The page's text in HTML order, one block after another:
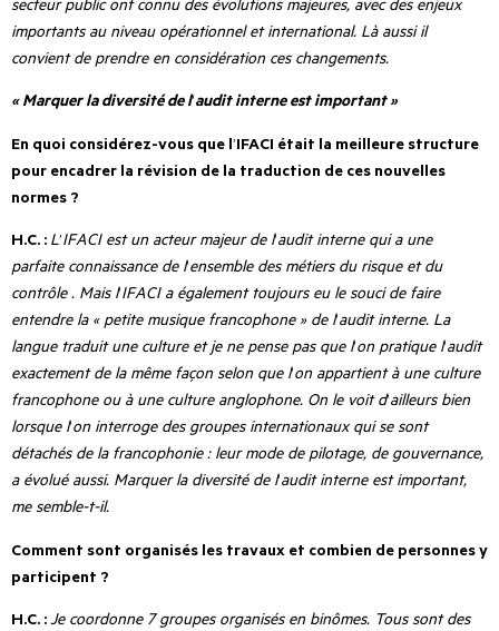
importants au niveau opérationnel et international. Là aussi il
convient de prendre en considération ces changements.
« Marquer la diversité de l’audit interne est important »
En quoi considérez-vous que l’IFACI était la meilleure structure
pour encadrer la révision de la traduction de ces nouvelles
normes ?
H.C. : L’IFACI est un acteur majeur de l’audit interne qui a une
parfaite connaissance de l’ensemble des métiers du risque et du
contrôle. Mais l’IFACI a également toujours eu le souci de faire
entendre la « petite musique francophone » de l’audit interne. La
langue traduit une culture et je ne pense pas que l’on pratique l’audit
exactement de la même façon selon que l’on appartient à une culture
francophone ou à une culture anglophone. On le voit d’ailleurs bien
lorsque l’on interroge des groupes internationaux qui se sont
détachés de la francophonie : leur mode de pilotage, de gouvernance,
a évolué aussi. Marquer la diversité de l’audit interne est important,
me semble-t-il.
Comment sont organisés les travaux et combien de personnes y
participent ?
H.C. :Je coordonne 7 groupes organisés en binômes. Tous sont des